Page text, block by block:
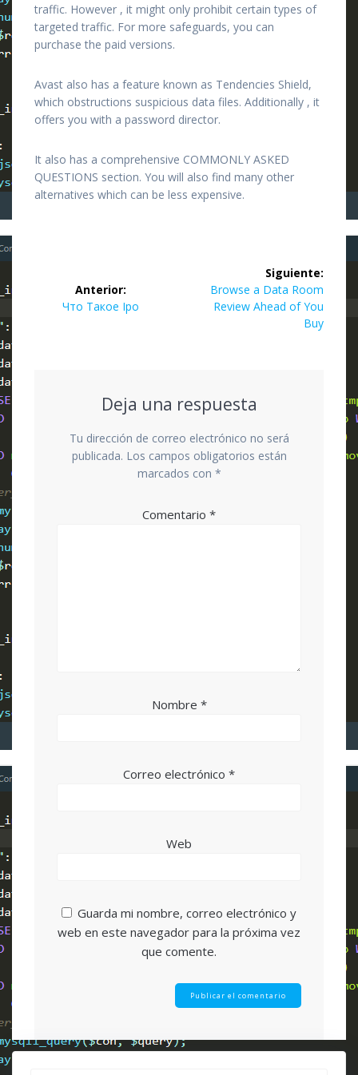
traffic. However , it might only prohibit certain types of
targeted traffic. For more safeguards, you can
purchase the paid versions.
Avast also has a feature known as Tendencies Shield,
which obstructions suspicious data files. Additionally , it
offers you with a password director.
It also has a comprehensive COMMONLY ASKED
QUESTIONS section. You will also find many other
alternatives which can be less expensive.
Navegación
de
Anterior:
Entrada
Что Такое Ipo
Siguiente:
Siguiente
entrada:
Browse a Data Room
Review Ahead of You
Buy
Deja una respuesta
Tu dirección de correo electrónico no será
publicada. Los campos obligatorios están
marcados con *
Comentario *
Nombre *
Correo electrónico *
Web
Guarda mi nombre, correo electrónico y
web en este navegador para la próxima vez
que comente.